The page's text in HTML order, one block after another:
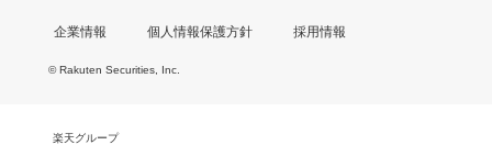
企業情報 個人情報保護方針 採用情報
© Rakuten Securities, Inc.
楽天グループ